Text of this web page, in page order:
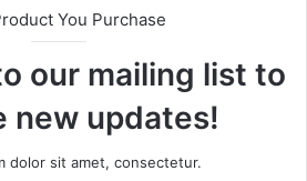
e
You Purchase
our mailing list to
new updates!
dolor sit amet, consectetur.